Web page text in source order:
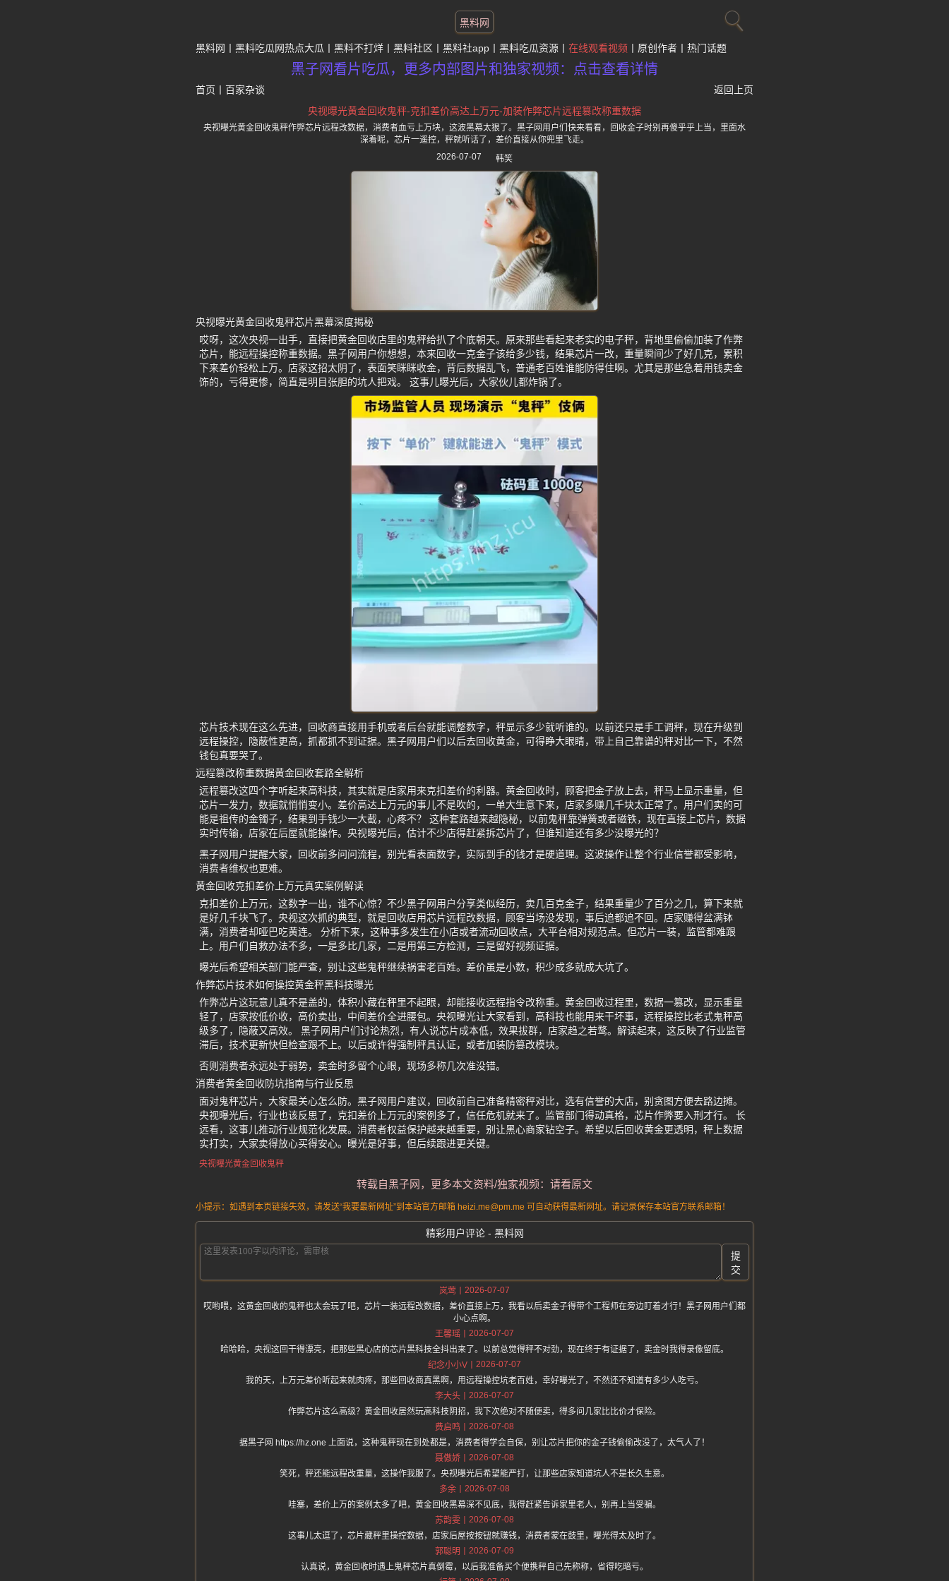
黑料网
黑料网 黑料吃瓜网热点大瓜 黑料不打烊 黑料社区 黑料社app 黑料吃瓜资源 在线观看视频 原创作者 热门话题
黑子网看片吃瓜，更多内部图片和独家视频：点击查看详情
首页 百家杂谈
返回上页
央视曝光黄金回收鬼秤-克扣差价高达上万元-加装作弊芯片远程篡改称重数据
央视曝光黄金回收鬼秤作弊芯片远程改数据，消费者血亏上万块，这波黑幕太狠了。黑子网用户们快来看看，回收金子时别再傻乎乎上当，里面水
深着呢，芯片一遥控，秤就听话了，差价直接从你兜里飞走。
2026-07-07
韩笑
央视曝光黄金回收鬼秤芯片黑幕深度揭秘
哎呀，这次央视一出手，直接把黄金回收店里的鬼秤给扒了个底朝天。原来那些看起来老实的电子秤，背地里偷偷加装了作弊
芯片，能远程操控称重数据。黑子网用户你想想，本来回收一克金子该给多少钱，结果芯片一改，重量瞬间少了好几克，累积
下来差价轻松上万。店家这招太阴了，表面笑眯眯收金，背后数据乱飞，普通老百姓谁能防得住啊。尤其是那些急着用钱卖金
饰的，亏得更惨，简直是明目张胆的坑人把戏。 这事儿曝光后，大家伙儿都炸锅了。
芯片技术现在这么先进，回收商直接用手机或者后台就能调整数字，秤显示多少就听谁的。以前还只是手工调秤，现在升级到
远程操控，隐蔽性更高，抓都抓不到证据。黑子网用户们以后去回收黄金，可得睁大眼睛，带上自己靠谱的秤对比一下，不然
钱包真要哭了。
远程篡改称重数据黄金回收套路全解析
远程篡改这四个字听起来高科技，其实就是店家用来克扣差价的利器。黄金回收时，顾客把金子放上去，秤马上显示重量，但
芯片一发力，数据就悄悄变小。差价高达上万元的事儿不是吹的，一单大生意下来，店家多赚几千块太正常了。用户们卖的可
能是祖传的金镯子，结果到手钱少一大截，心疼不？ 这种套路越来越隐秘，以前鬼秤靠弹簧或者磁铁，现在直接上芯片，数据
实时传输，店家在后屋就能操作。央视曝光后，估计不少店得赶紧拆芯片了，但谁知道还有多少没曝光的？
黑子网用户提醒大家，回收前多问问流程，别光看表面数字，实际到手的钱才是硬道理。这波操作让整个行业信誉都受影响，
消费者维权也更难。
黄金回收克扣差价上万元真实案例解读
克扣差价上万元，这数字一出，谁不心惊？不少黑子网用户分享类似经历，卖几百克金子，结果重量少了百分之几，算下来就
是好几千块飞了。央视这次抓的典型，就是回收店用芯片远程改数据，顾客当场没发现，事后追都追不回。店家赚得盆满钵
满，消费者却哑巴吃黄连。 分析下来，这种事多发生在小店或者流动回收点，大平台相对规范点。但芯片一装，监管都难跟
上。用户们自救办法不多，一是多比几家，二是用第三方检测，三是留好视频证据。
曝光后希望相关部门能严查，别让这些鬼秤继续祸害老百姓。差价虽是小数，积少成多就成大坑了。
作弊芯片技术如何操控黄金秤黑科技曝光
作弊芯片这玩意儿真不是盖的，体积小藏在秤里不起眼，却能接收远程指令改称重。黄金回收过程里，数据一篡改，显示重量
轻了，店家按低价收，高价卖出，中间差价全进腰包。央视曝光让大家看到，高科技也能用来干坏事，远程操控比老式鬼秤高
级多了，隐蔽又高效。 黑子网用户们讨论热烈，有人说芯片成本低，效果拔群，店家趋之若鹜。解读起来，这反映了行业监管
滞后，技术更新快但检查跟不上。以后或许得强制秤具认证，或者加装防篡改模块。
否则消费者永远处于弱势，卖金时多留个心眼，现场多称几次准没错。
消费者黄金回收防坑指南与行业反思
面对鬼秤芯片，大家最关心怎么防。黑子网用户建议，回收前自己准备精密秤对比，选有信誉的大店，别贪图方便去路边摊。
央视曝光后，行业也该反思了，克扣差价上万元的案例多了，信任危机就来了。监管部门得动真格，芯片作弊要入刑才行。 长
远看，这事儿推动行业规范化发展。消费者权益保护越来越重要，别让黑心商家钻空子。希望以后回收黄金更透明，秤上数据
实打实，大家卖得放心买得安心。曝光是好事，但后续跟进更关键。
央视曝光黄金回收鬼秤
转载自黑子网，更多本文资料/独家视频：请看原文
小提示：如遇到本页链接失效，请发送“我要最新网址”到本站官方邮箱 heizi.me@pm.me 可自动获得最新网址。请记录保存本站官方联系邮箱！
精彩用户评论 - 黑料网
提
交
岚莺
2026-07-07
哎哟喂，这黄金回收的鬼秤也太会玩了吧，芯片一装远程改数据，差价直接上万，我看以后卖金子得带个工程师在旁边盯着才行！黑子网用户们都
小心点啊。
王馨瑶
2026-07-07
哈哈哈，央视这回干得漂亮，把那些黑心店的芯片黑科技全抖出来了。以前总觉得秤不对劲，现在终于有证据了，卖金时我得录像留底。
纪念小小V
2026-07-07
我的天，上万元差价听起来就肉疼，那些回收商真黑啊，用远程操控坑老百姓，幸好曝光了，不然还不知道有多少人吃亏。
李大头
2026-07-07
作弊芯片这么高级？黄金回收居然玩高科技阴招，我下次绝对不随便卖，得多问几家比比价才保险。
费启鸣
2026-07-08
据黑子网 https://hz.one 上面说，这种鬼秤现在到处都是，消费者得学会自保，别让芯片把你的金子钱偷偷改没了，太气人了！
聂傲娇
2026-07-08
笑死，秤还能远程改重量，这操作我服了。央视曝光后希望能严打，让那些店家知道坑人不是长久生意。
多余
2026-07-08
哇塞，差价上万的案例太多了吧，黄金回收黑幕深不见底，我得赶紧告诉家里老人，别再上当受骗。
苏韵雯
2026-07-08
这事儿太逗了，芯片藏秤里操控数据，店家后屋按按钮就赚钱，消费者蒙在鼓里，曝光得太及时了。
郭聪明
2026-07-09
认真说，黄金回收时遇上鬼秤芯片真倒霉，以后我准备买个便携秤自己先称称，省得吃暗亏。